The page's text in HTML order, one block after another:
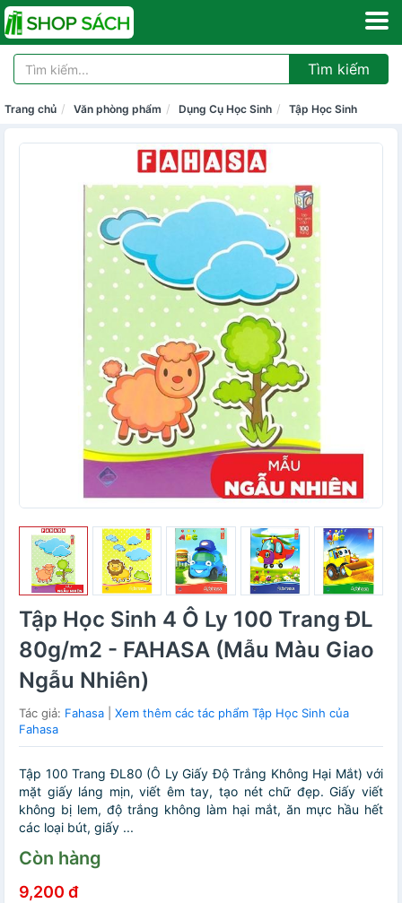
Tìm kiếm
Trang chủ Văn phòng phẩm Dụng Cụ Học Sinh Tập Học Sinh
Tập Học Sinh 4 Ô Ly 100 Trang ĐL
80g/m2 - FAHASA (Mẫu Màu Giao
Ngẫu Nhiên)
Tác giả: Fahasa
Xem thêm các tác phẩm Tập Học Sinh của
Fahasa
Tập 100 Trang ĐL80 (Ô Ly Giấy Độ Trắng Không Hại Mắt) với
mặt giấy láng mịn, viết êm tay, tạo nét chữ đẹp. Giấy viết
không bị lem, độ trắng không làm hại mắt, ăn mực hầu hết
các loại bút, giấy ...
Còn hàng
9,200 đ